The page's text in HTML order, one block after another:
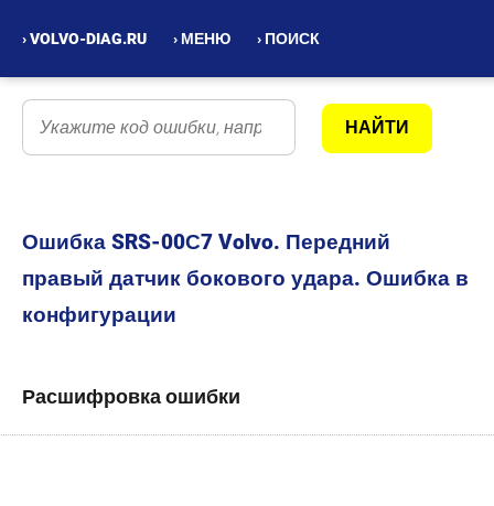
› VOLVO-DIAG.RU › МЕНЮ › ПОИСК
Ошибка SRS-00С7 Volvo. Передний
правый датчик бокового удара. Ошибка в
конфигурации
Расшифровка ошибки